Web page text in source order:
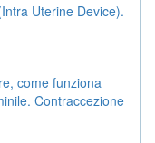
Uterine Device).
come funziona
Contraccezione